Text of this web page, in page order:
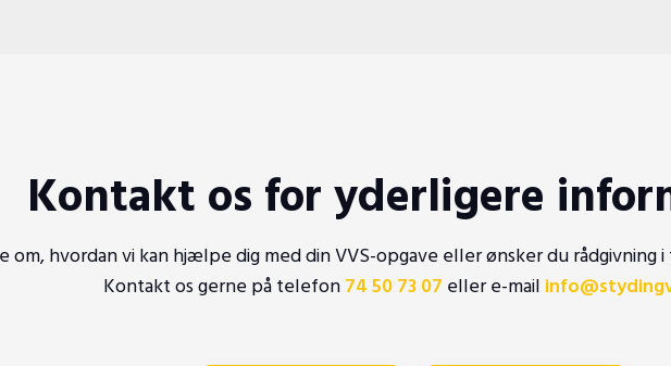
Kontakt os for yderligere
om, hvordan vi kan hjælpe dig med din VVS-opgave eller ønsker du
​Kontakt os gerne på telefon74 50 73 07eller e-mail